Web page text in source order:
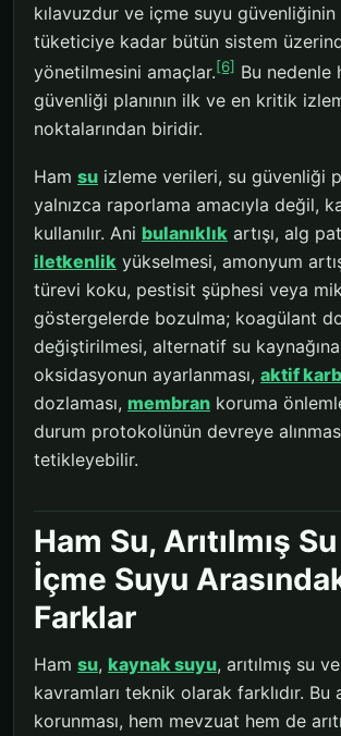
kılavuzdur ve içme suyu
tüketiciye kadar bütün sistem
yönetilmesini amaçlar.[6] Bu nedenle
güvenliği planının ilk ve en kritik
noktalarından biridir.
Ham su izleme verileri, su güvenliği
yalnızca raporlama amacıyla değil,
kullanılır. Ani bulanıklık artışı, alg
iletkenlik yükselmesi, amonyum
türevi koku, pestisit şüphesi veya
göstergelerde bozulma; koagülant
değiştirilmesi, alternatif su
oksidasyonun ayarlanması, aktif
dozlaması, membran koruma
durum protokolünün devreye
tetikleyebilir.
Ham Su, Arıtılmış
İçme Suyu
Farklar
Ham su, kaynak suyu, arıtılmış su ve
kavramları teknik olarak farklıdır. Bu
korunması, hem mevzuat hem de